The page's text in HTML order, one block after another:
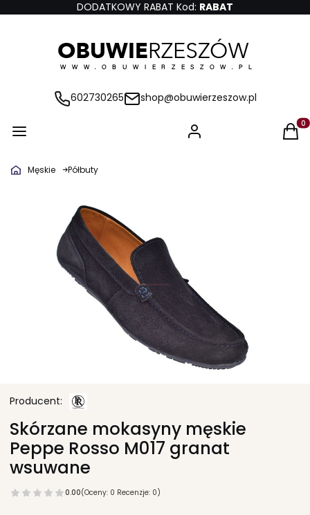
DODATKOWY RABAT Kod: RABAT
602730265 shop@obuwierzeszow.pl
Męskie Półbuty
Skórzane mokasyny męskie
Peppe Rosso M017 granat
wsuwane
0.00(Oceny: 0 Recenzje: 0)